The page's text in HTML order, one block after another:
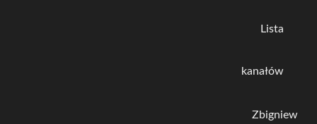
Lista
kanałów
Zbigniew